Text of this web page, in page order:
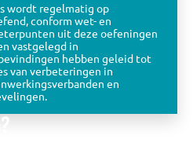
wordt regelmatig op
conform wet- en
uit deze oefeningen
vastgelegd in
hebben geleid tot
van verbeteringen in
en